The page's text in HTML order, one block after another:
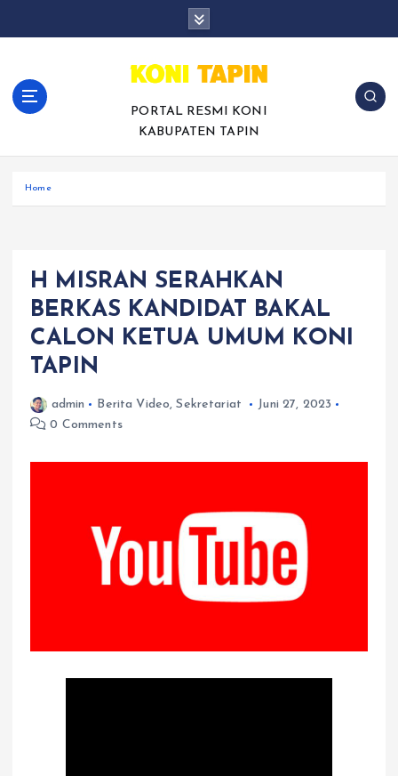
o
PORTAL RESMI KONI
KABUPATEN TAPIN
Home
H MISRAN SERAHKAN
BERKAS KANDIDAT BAKAL
CALON KETUA UMUM KONI
TAPIN
admin Berita Video,Sekretariat
Juni 27, 2023
0 Comments